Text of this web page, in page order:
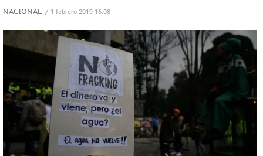
NACIONAL / 1 febrero 2019 16:08